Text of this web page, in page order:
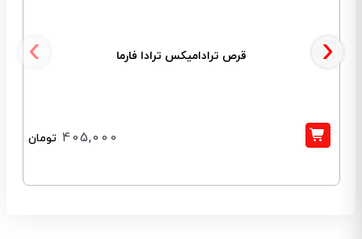
قرص ترادامیکس ترادا فارما
405,000 تومان
‹ ›